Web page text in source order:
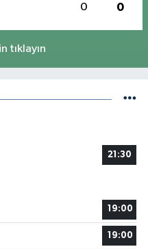
0 0
tıklayın
21:30
19:00
19:00